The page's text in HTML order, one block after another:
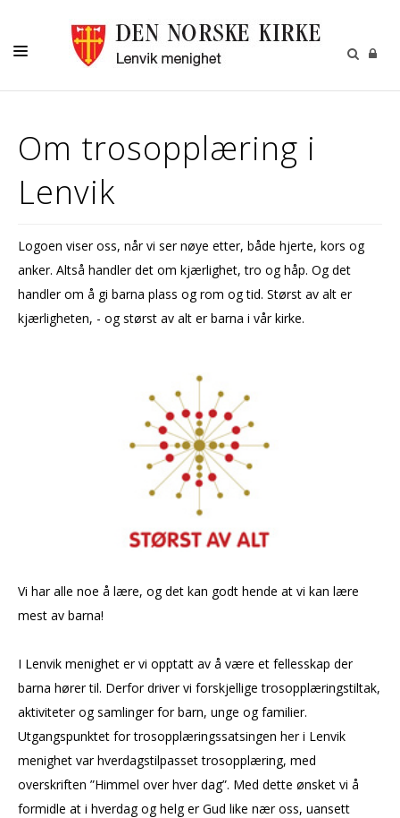
BARN
UNGDOM
DIAKONI
ARTIKLER
Om trosopplæring i
Lenvik
Logoen viser oss, når vi ser nøye etter, både hjerte, kors og
anker. Altså handler det om kjærlighet, tro og håp. Og det
handler om å gi barna plass og rom og tid. Størst av alt er
kjærligheten, - og størst av alt er barna i vår kirke.
Vi har alle noe å lære, og det kan godt hende at vi kan lære
mest av barna!
I Lenvik menighet er vi opptatt av å være et fellesskap der
barna hører til. Derfor driver vi forskjellige trosopplæringstiltak,
aktiviteter og samlinger for barn, unge og familier.
Utgangspunktet for trosopplæringssatsingen her i Lenvik
menighet var hverdagstilpasset trosopplæring, med
overskriften ”Himmel over hver dag”. Med dette ønsket vi å
formidle at i hverdag og helg er Gud like nær oss, uansett